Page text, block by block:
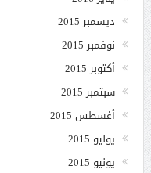
ديسمبر 2015
نوفمبر 2015
أكتوبر 2015
سبتمبر 2015
أغسطس 2015
يوليو 2015
يونيو 2015